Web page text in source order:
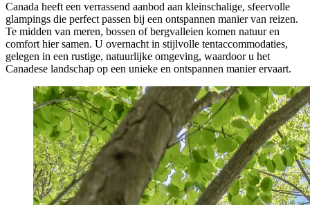
Canada heeft een verrassend aanbod aan kleinschalige, sfeervolle
glampings die perfect passen bij een ontspannen manier van reizen.
Te midden van meren, bossen of bergvalleien komen natuur en
comfort hier samen. U overnacht in stijlvolle tentaccommodaties,
gelegen in een rustige, natuurlijke omgeving, waardoor u het
Canadese landschap op een unieke en ontspannen manier ervaart.